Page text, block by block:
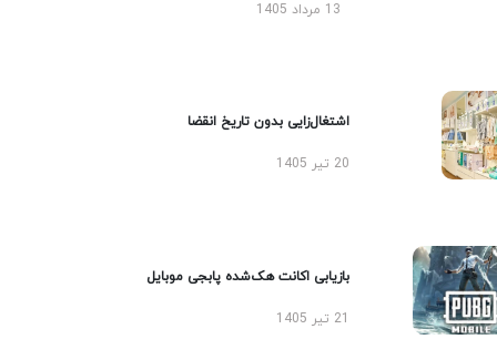
13 مرداد 1405
اشتغال‌زایی بدون تاریخ انقضا
20 تیر 1405
بازیابی اکانت هک‌شده پابجی موبایل